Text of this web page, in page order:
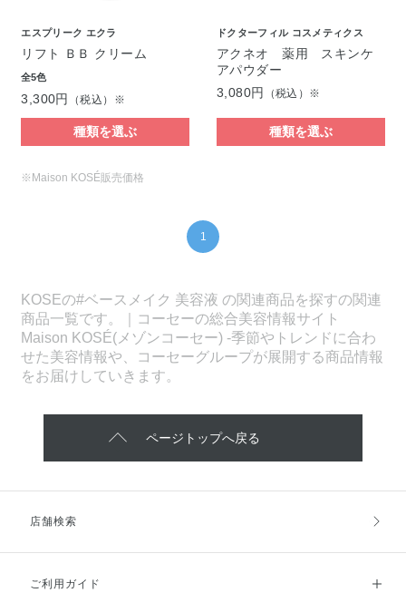
エスプリーク エクラ
リフト ＢＢ クリーム
全5色
3,300円 （税込）※
種類を選ぶ
ドクターフィル コスメティクス
アクネオ 薬用 スキンケ
アパウダー
3,080円
（税込）※
種類を選ぶ
※Maison KOSÉ販売価格
1
KOSEの#ベースメイク 美容液 の関連商品を探すの関連
商品一覧です。｜コーセーの総合美容情報サイト
Maison KOSÉ(メゾンコーセー) -季節やトレンドに合わ
せた美容情報や、コーセーグループが展開する商品情報
をお届けしていきます。
ページトップへ戻る
店舗検索
ご利用ガイド